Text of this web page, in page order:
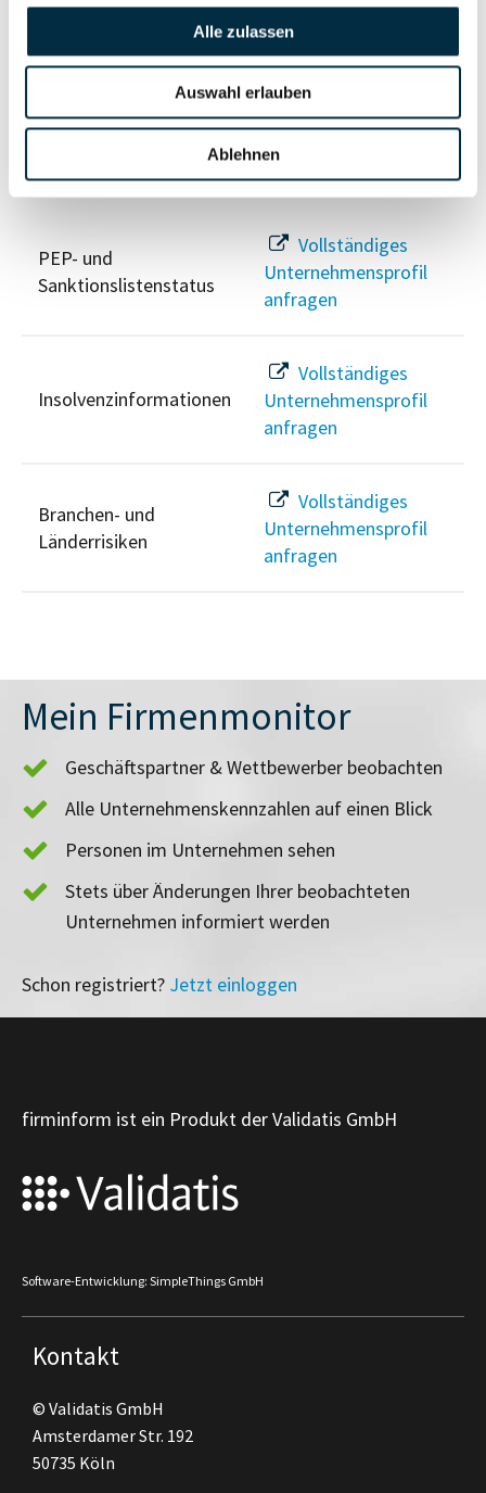
Alle zulassen
Auswahl erlauben
Ablehnen
Berechtigten Pfad
Vollständiges
Unternehmensprofil
anfragen
Risikoinformationen
PEP- und
Sanktionslistenstatus
Vollständiges
Unternehmensprofil
anfragen
Insolvenzinformationen
Vollständiges
Unternehmensprofil
anfragen
Branchen- und
Länderrisiken
Vollständiges
Unternehmensprofil
anfragen
Mein Firmenmonitor
Geschäftspartner & Wettbewerber beobachten
Alle Unternehmenskennzahlen auf einen Blick
Personen im Unternehmen sehen
Stets über Änderungen Ihrer beobachteten
Unternehmen informiert werden
Schon registriert? Jetzt einloggen
firminform ist ein Produkt der Validatis GmbH
Software-Entwicklung: SimpleThings GmbH
Kontakt
© Validatis GmbH
Amsterdamer Str. 192
50735 Köln